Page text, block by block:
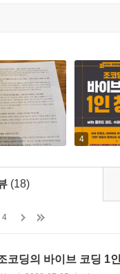
퍼포먼스 마케팅
지표, ROAS와 CPA
본격 AI 서비스 만들기
획
드 토대 만들기
허브 연동하기
4
(18)
4
코딩의 바이브 코딩 1